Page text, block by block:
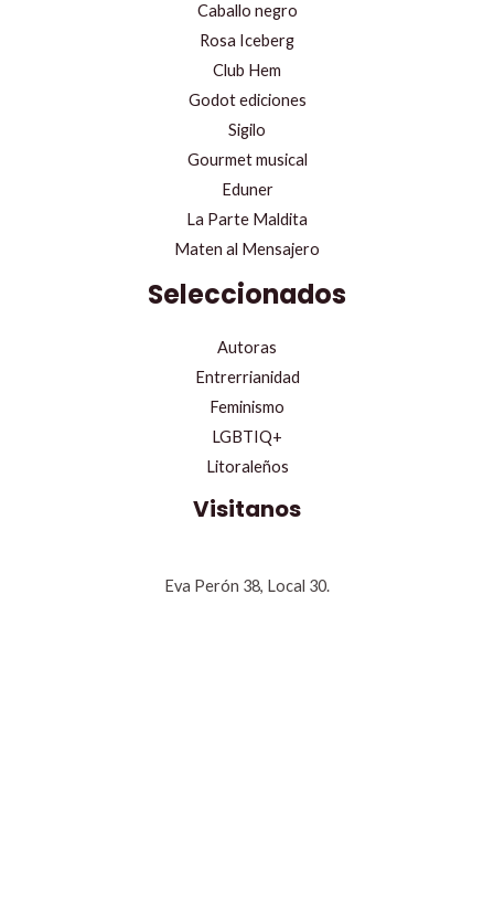
Caballo negro
Rosa Iceberg
Club Hem
Godot ediciones
Sigilo
Gourmet musical
Eduner
La Parte Maldita
Maten al Mensajero
Seleccionados
Autoras
Entrerrianidad
Feminismo
LGBTIQ+
Litoraleños
Visitanos
Eva Perón 38, Local 30.